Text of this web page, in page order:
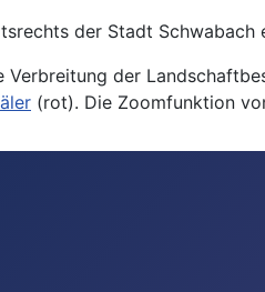
der Stadt
Verbreitung der
(rot). Die Zoomfunktion